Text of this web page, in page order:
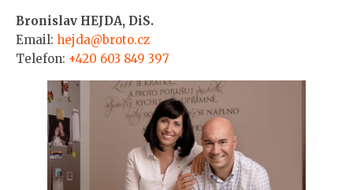
Bronislav HEJDA, DiS.
Email: hejda@broto.cz
Telefon: +420 603 849 397